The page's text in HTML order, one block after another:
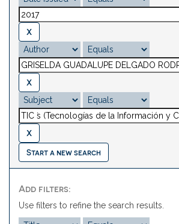
Start a new search
Add filters:
Use filters to refine the search results.